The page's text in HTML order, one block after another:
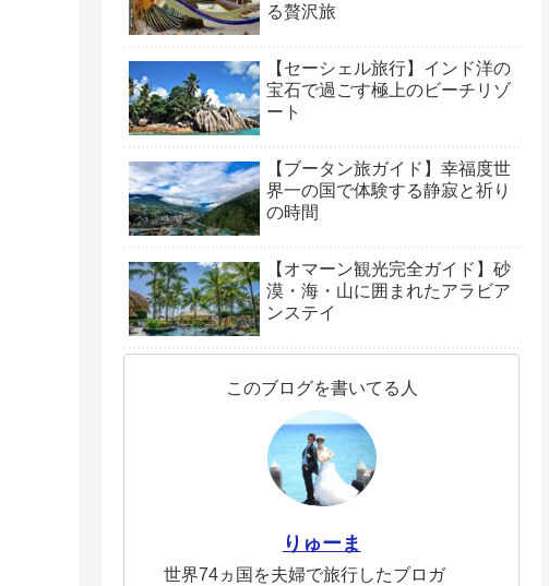
る贅沢旅
【セーシェル旅行】インド洋の
宝石で過ごす極上のビーチリゾ
ート
【ブータン旅ガイド】幸福度世
界一の国で体験する静寂と祈り
の時間
【オマーン観光完全ガイド】砂
漠・海・山に囲まれたアラビア
ンステイ
このブログを書いてる人
りゅーま
世界74ヵ国を夫婦で旅行したブロガ